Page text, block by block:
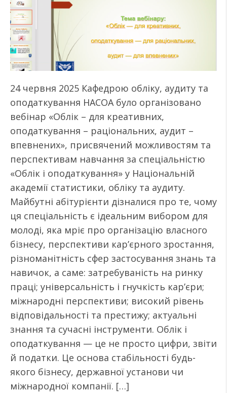
24 червня 2025 Кафедрою обліку, аудиту та
оподаткування НАСОА було організовано
вебінар «Облік – для креативних,
оподаткування – раціональних, аудит –
впевнених», присвячений можливостям та
перспективам навчання за спеціальністю
«Облік і оподаткування» у Національній
академії статистики, обліку та аудиту.
Майбутні абітурієнти дізналися про те, чому
ця спеціальність є ідеальним вибором для
молоді, яка мріє про організацію власного
бізнесу, перспективи кар’єрного зростання,
різноманітність сфер застосування знань та
навичок, а саме: затребуваність на ринку
праці; універсальність і гнучкість кар’єри;
міжнародні перспективи; високий рівень
відповідальності та престижу; актуальні
знання та сучасні інструменти. Облік і
оподаткування — це не просто цифри, звіти
й податки. Це основа стабільності будь-
якого бізнесу, державної установи чи
міжнародної компанії. […]